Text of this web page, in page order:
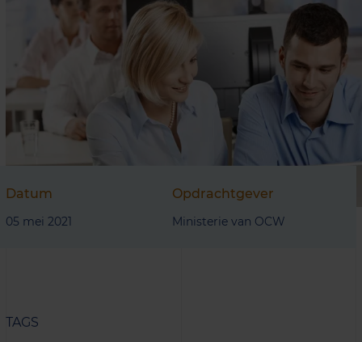
Datum
05 mei 2021
Opdrachtgever
Ministerie van OCW
TAGS